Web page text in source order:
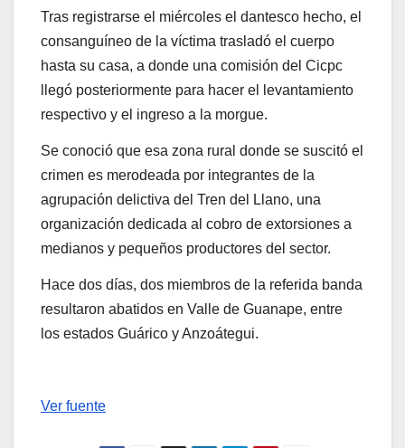
Tras registrarse el miércoles el dantesco hecho, el
consanguíneo de la víctima trasladó el cuerpo
hasta su casa, a donde una comisión del Cicpc
llegó posteriormente para hacer el levantamiento
respectivo y el ingreso a la morgue.
Se conoció que esa zona rural donde se suscitó el
crimen es merodeada por integrantes de la
agrupación delictiva del Tren del Llano, una
organización dedicada al cobro de extorsiones a
medianos y pequeños productores del sector.
Hace dos días, dos miembros de la referida banda
resultaron abatidos en Valle de Guanape, entre
los estados Guárico y Anzoátegui.
Ver fuente